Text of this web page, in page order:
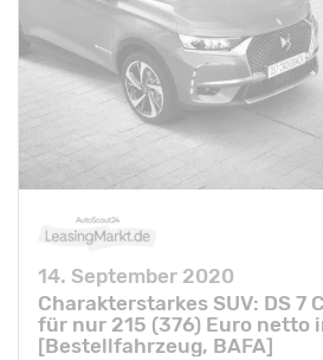
14. September 2020
Charakterstarkes SUV: DS 7
für nur 215 (376) Euro netto
[Bestellfahrzeug, BAFA]